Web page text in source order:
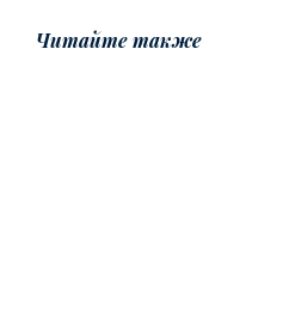
Читайте также